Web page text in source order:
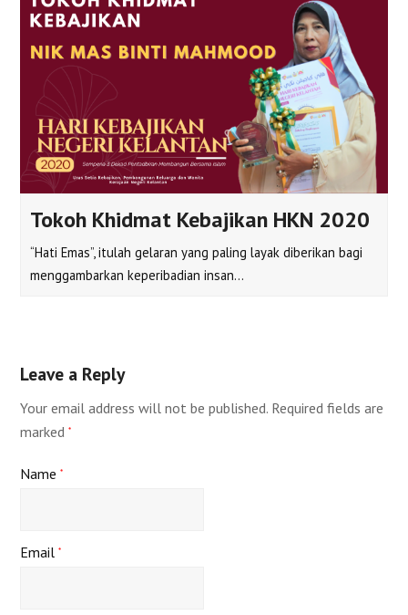
Tokoh Khidmat Kebajikan HKN 2020
“Hati Emas”, itulah gelaran yang paling layak diberikan bagi
menggambarkan keperibadian insan…
Leave a Reply
Your email address will not be published. Required fields are
marked*
Name*
Email*